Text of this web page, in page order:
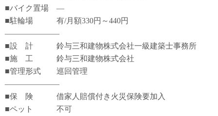
■バイク置場 ―
■駐輪場 有/月額330円～440円
―――――――
■設 計 鈴与三和建物株式会社一級建築士事務所
■施 工 鈴与三和建物株式会社
■管理形式 巡回管理
―――――――
■保 険 借家人賠償付き火災保険要加入
■ペット 不可